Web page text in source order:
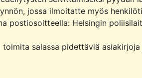
jossa ilmoitatte myös
postiosoitteella: Helsingin
salassa pidettäviä